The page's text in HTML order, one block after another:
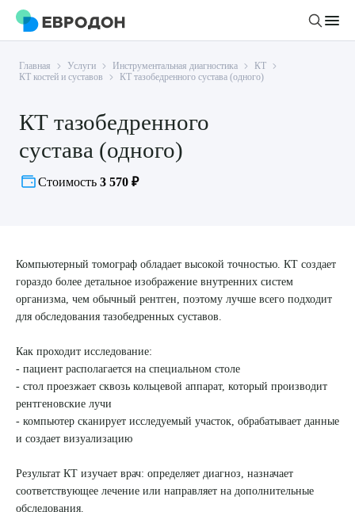
Личный кабинет
О компании
Новости
Статьи
Правовая информация
Политика конфиденциальности
Врачи
Инструментальная диагностика
Хирургический стационар
Подготовка к анализам
Подготовка к диагностике
ДМС
Акции
Филиалы
8 (863) 309-05-06
ЗАКАЗАТЬ ЗВОНОК
ЗАПИСЬ ОНЛАЙН
Главная Услуги Инструментальная диагностика
КТ
КТ костей и суставов
КТ тазобедренного сустава (одного)
КТ тазобедренного
сустава (одного)
Стоимость 3 570 ₽
Компьютерный томограф обладает высокой точностью. КТ создает
гораздо более детальное изображение внутренних систем
организма, чем обычный рентген, поэтому лучше всего подходит
для обследования тазобедренных суставов.
Как проходит исследование:
- пациент располагается на специальном столе
- стол проезжает сквозь кольцевой аппарат, который производит
рентгеновские лучи
- компьютер сканирует исследуемый участок, обрабатывает данные
и создает визуализацию
Результат КТ изучает врач: определяет диагноз, назначает
соответствующее лечение или направляет на дополнительные
обследования.